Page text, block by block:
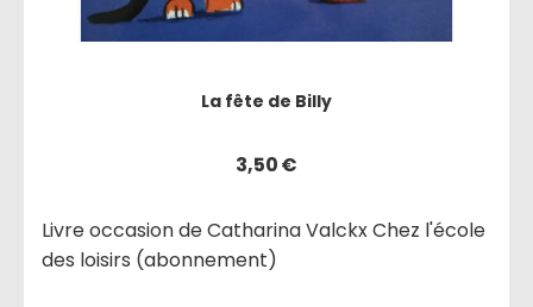
La fête de Billy
3,50€
Livre occasion de Catharina Valckx Chez l'école
des loisirs (abonnement)